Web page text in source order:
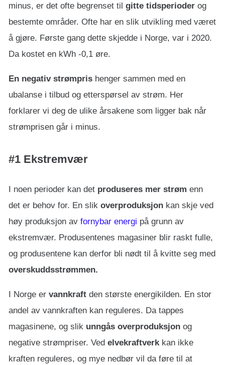
minus, er det ofte begrenset til gitte tidsperioder og
bestemte områder. Ofte har en slik utvikling med været
å gjøre. Første gang dette skjedde i Norge, var i 2020.
Da kostet en kWh -0,1 øre.
En negativ strømpris henger sammen med en
ubalanse i tilbud og etterspørsel av strøm. Her
forklarer vi deg de ulike årsakene som ligger bak når
strømprisen går i minus.
#1 Ekstremvær
I noen perioder kan det produseres mer strøm enn
det er behov for. En slik overproduksjon kan skje ved
høy produksjon av fornybar energi på grunn av
ekstremvær. Produsentenes magasiner blir raskt fulle,
og produsentene kan derfor bli nødt til å kvitte seg med
overskuddsstrømmen.
I Norge er vannkraft den største energikilden. En stor
andel av vannkraften kan reguleres. Da tappes
magasinene, og slik unngås overproduksjon og
negative strømpriser. Ved elvekraftverkkan ikke
kraften reguleres, og mye nedbør vil da føre til at